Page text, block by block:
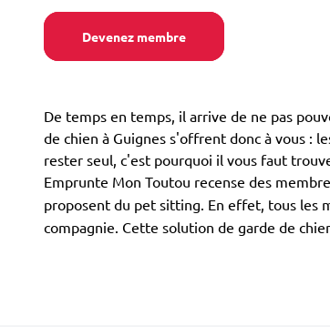
Devenez membre
De temps en temps, il arrive de ne pas
de chien à Guignes s'offrent donc à vous :
rester seul, c'est pourquoi il vous faut
Emprunte Mon Toutou recense des
proposent du pet sitting. En effet, tous les
compagnie. Cette solution de garde de